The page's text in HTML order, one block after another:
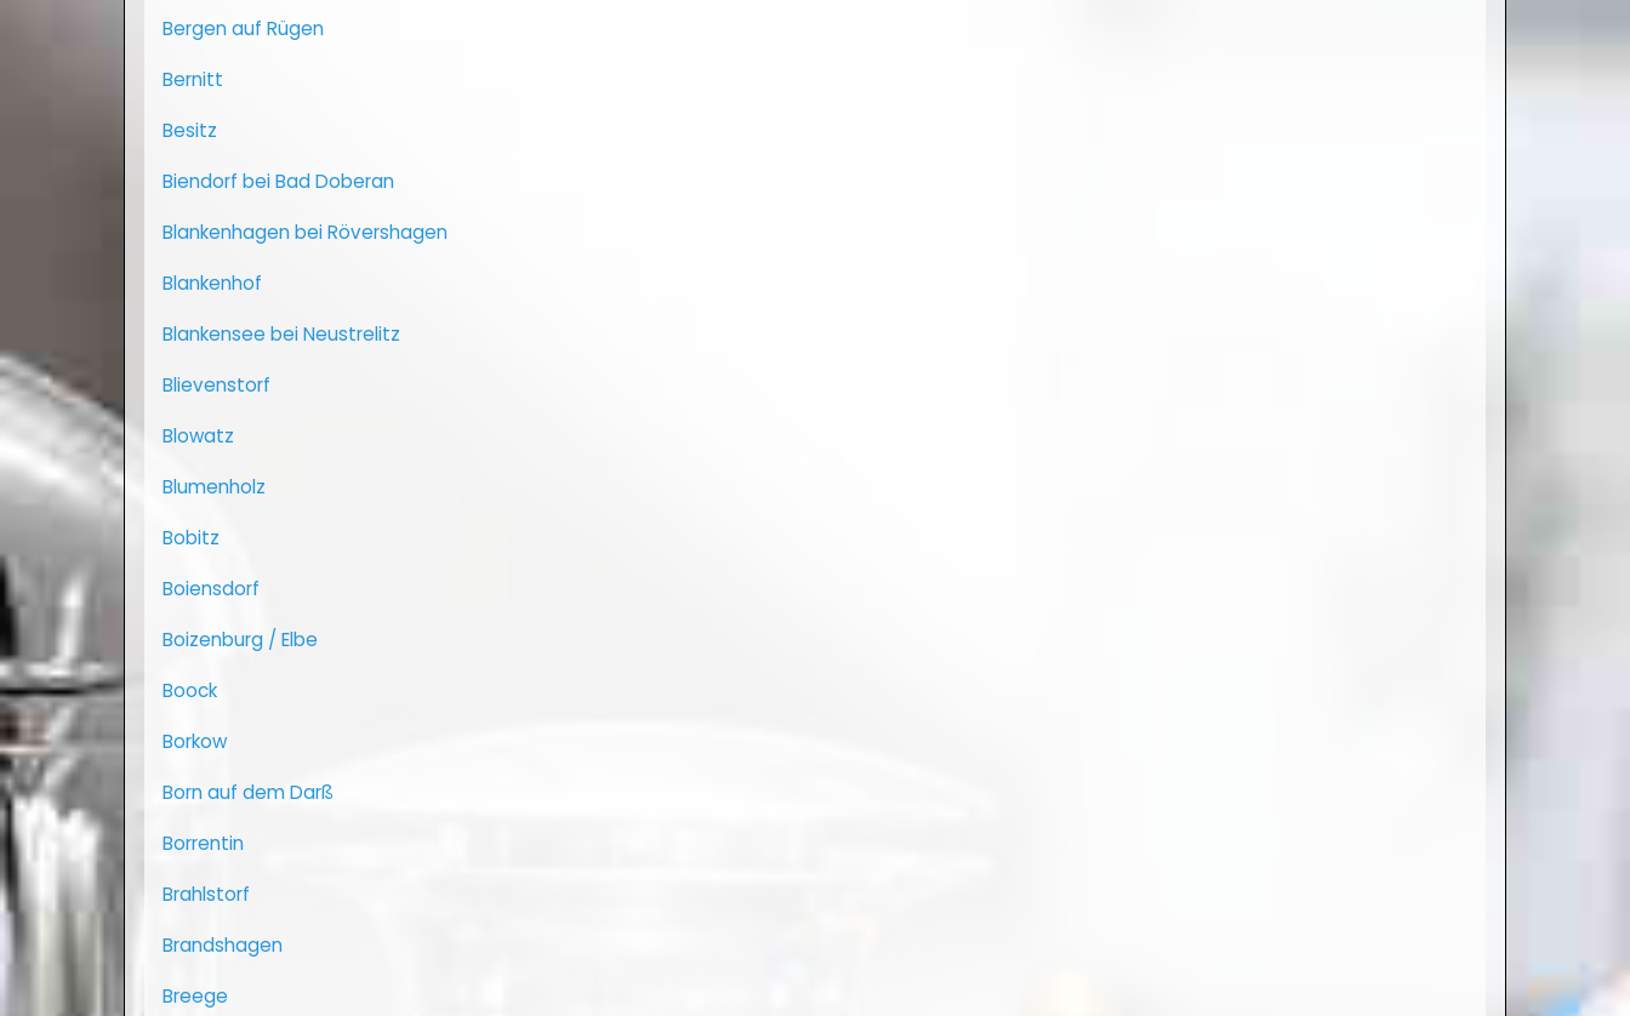
Bergen auf Rügen
Bernitt
Besitz
Biendorf bei Bad Doberan
Blankenhagen bei Rövershagen
Blankenhof
Blankensee bei Neustrelitz
Blievenstorf
Blowatz
Blumenholz
Bobitz
Boiensdorf
Boizenburg / Elbe
Boock
Borkow
Born auf dem Darß
Borrentin
Brahlstorf
Brandshagen
Breege